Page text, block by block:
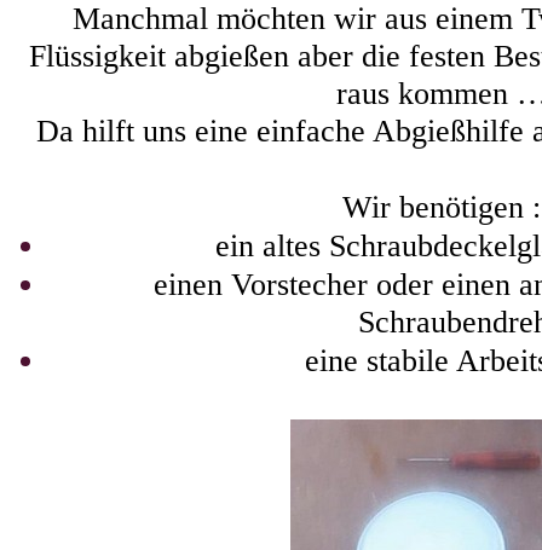
Manchmal möchten wir aus einem
Flüssigkeit abgießen aber die festen
raus kommen
Da hilft uns eine einfache Abgießhilfe
Wir benötigen :
ein altes
einen Vorstecher oder einen
eine stabile